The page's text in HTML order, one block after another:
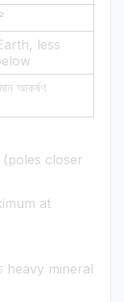
less
আকর্ষণ
closer
at
heavy mineral